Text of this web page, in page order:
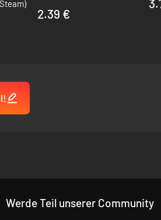
2.39 €
Werde Teil unserer Community